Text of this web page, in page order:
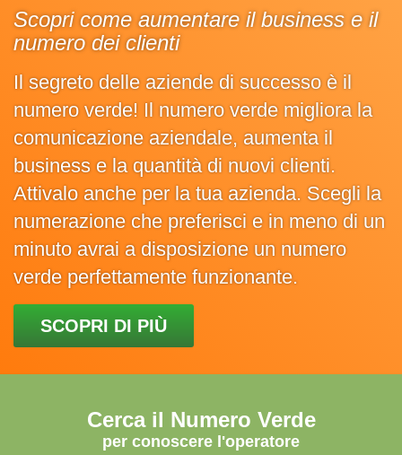
Scopri come aumentare il business e il
numero dei clienti
Il segreto delle aziende di successo è il
numero verde! Il numero verde migliora la
comunicazione aziendale, aumenta il
business e la quantità di nuovi clienti.
Attivalo anche per la tua azienda. Scegli la
numerazione che preferisci e in meno di un
minuto avrai a disposizione un numero
verde perfettamente funzionante.
SCOPRI DI PIÙ
Cerca il Numero Verde
per conoscere l'operatore